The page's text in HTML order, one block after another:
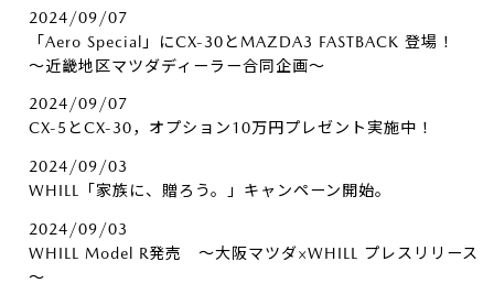
2024/09/07
「Aero Special」にCX-30とMAZDA3 FASTBACK 登場！
～近畿地区マツダディーラー合同企画～
2024/09/07
CX-5とCX-30，オプション10万円プレゼント実施中！
2024/09/03
WHILL「家族に、贈ろう。」キャンペーン開始。
2024/09/03
WHILL Model R発売 ～大阪マツダ×WHILL プレスリリース
～